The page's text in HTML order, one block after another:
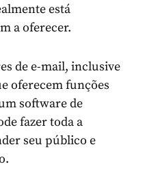
está
a oferecer.
de e-mail, inclusive
oferecem funções
software de
fazer toda a
seu público e